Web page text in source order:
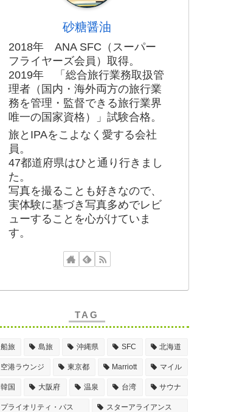
砂糖醤油
2018年 ANA SFC（スーパー
フライヤーズ会員）取得。
2019年 「総合旅行業務取扱管
理者（国内・海外両方の旅行業
務を管理・監督できる旅行業界
唯一の国家資格）」試験合格。
旅とIPAをこよなく愛する会社
員。
47都道府県はひと通り行きまし
た。
写真を撮ることも好きなので、
実体験に基づき写真多めでレビ
ューすることを心がけていま
す。
TAG
船旅 島旅 沖縄県 SFC 北海道
空港ラウンジ 東京都 Marriott マイル
韓国 大阪府 温泉 台湾 サウナ
プライオリティ・パス スターアライアンス